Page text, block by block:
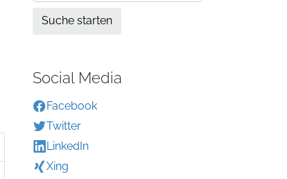
Social Media
Facebook
Twitter
LinkedIn
Xing